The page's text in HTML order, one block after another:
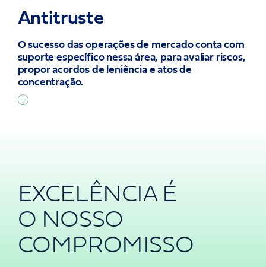
Antitruste
O sucesso das operações de mercado conta com
suporte específico nessa área, para avaliar riscos,
propor acordos de leniência e atos de
concentração.
EXCELÊNCIA É
O NOSSO
COMPROMISSO